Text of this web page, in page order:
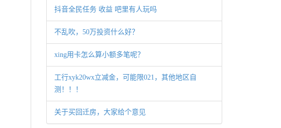
抖音全民任务 收益 吧里有人玩吗
不乱吹，50万投资什么好？
xing用卡怎么算小额多笔呢？
工行xyk20wx立减金，可能限021，其他地区自
测！！！
关于买回迁房，大家给个意见